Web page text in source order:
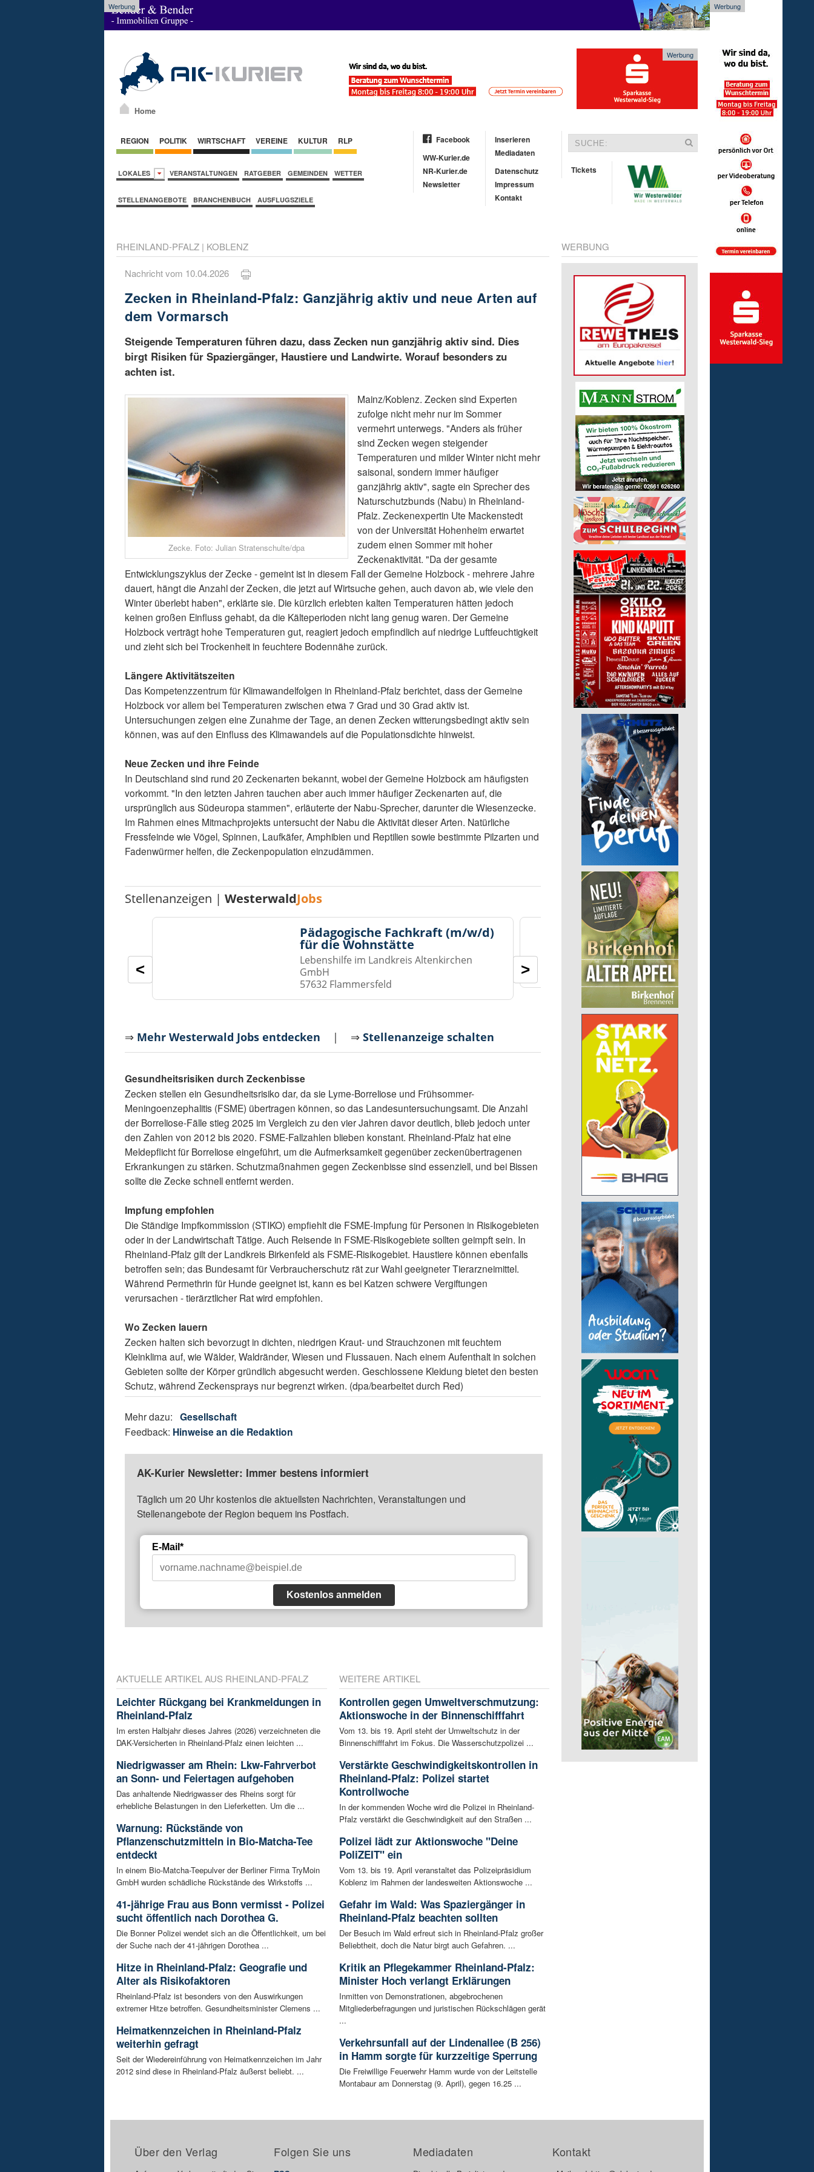
Werbung Werbung
Home
Werbung
REGION POLITIK WIRTSCHAFT VEREINE KULTUR RLP
LOKALES VERANSTALTUNGEN RATGEBER GEMEINDEN WETTER
STELLENANGEBOTE BRANCHENBUCH AUSFLUGSZIELE
Facebook
WW-Kurier.de
NR-Kurier.de
Newsletter
Inserieren
Mediadaten
Datenschutz
Impressum
Kontakt
Tickets
RHEINLAND-PFALZ | KOBLENZ
Nachricht vom 10.04.2026
Zecken in Rheinland-Pfalz: Ganzjährig aktiv und neue Arten auf
dem Vormarsch
Steigende Temperaturen führen dazu, dass Zecken nun ganzjährig aktiv sind. Dies
birgt Risiken für Spaziergänger, Haustiere und Landwirte. Worauf besonders zu
achten ist.
Zecke. Foto: Julian Stratenschulte/dpa
Mainz/Koblenz. Zecken sind Experten
zufolge nicht mehr nur im Sommer
vermehrt unterwegs. "Anders als früher
sind Zecken wegen steigender
Temperaturen und milder Winter nicht mehr
saisonal, sondern immer häufiger
ganzjährig aktiv", sagte ein Sprecher des
Naturschutzbunds (Nabu) in Rheinland-
Pfalz. Zeckenexpertin Ute Mackenstedt
von der Universität Hohenheim erwartet
zudem einen Sommer mit hoher
Zeckenaktivität. "Da der gesamte
Entwicklungszyklus der Zecke - gemeint ist in diesem Fall der Gemeine Holzbock - mehrere Jahre
dauert, hängt die Anzahl der Zecken, die jetzt auf Wirtsuche gehen, auch davon ab, wie viele den
Winter überlebt haben", erklärte sie. Die kürzlich erlebten kalten Temperaturen hätten jedoch
keinen großen Einfluss gehabt, da die Kälteperioden nicht lang genug waren. Der Gemeine
Holzbock verträgt hohe Temperaturen gut, reagiert jedoch empfindlich auf niedrige Luftfeuchtigkeit
und zieht sich bei Trockenheit in feuchtere Bodennähe zurück.
Längere Aktivitätszeiten
Das Kompetenzzentrum für Klimawandelfolgen in Rheinland-Pfalz berichtet, dass der Gemeine
Holzbock vor allem bei Temperaturen zwischen etwa 7 Grad und 30 Grad aktiv ist.
Untersuchungen zeigen eine Zunahme der Tage, an denen Zecken witterungsbedingt aktiv sein
können, was auf den Einfluss des Klimawandels auf die Populationsdichte hinweist.
Neue Zecken und ihre Feinde
In Deutschland sind rund 20 Zeckenarten bekannt, wobei der Gemeine Holzbock am häufigsten
vorkommt. "In den letzten Jahren tauchen aber auch immer häufiger Zeckenarten auf, die
ursprünglich aus Südeuropa stammen", erläuterte der Nabu-Sprecher, darunter die Wiesenzecke.
Im Rahmen eines Mitmachprojekts untersucht der Nabu die Aktivität dieser Arten. Natürliche
Fressfeinde wie Vögel, Spinnen, Laufkäfer, Amphibien und Reptilien sowie bestimmte Pilzarten und
Fadenwürmer helfen, die Zeckenpopulation einzudämmen.
Stellenanzeigen |WesterwaldJobs
Pädagogische Fachkraft (m/w/d)
für die Wohnstätte
Lebenshilfe im Landkreis Altenkirchen
GmbH
57632 Flammersfeld
Finanz- und
(m/w/d)
Pusch AG
56242 Marienrachdorf
< >
⇒ Mehr Westerwald Jobs entdecken | ⇒Stellenanzeige schalten
Gesundheitsrisiken durch Zeckenbisse
Zecken stellen ein Gesundheitsrisiko dar, da sie Lyme-Borreliose und Frühsommer-
Meningoenzephalitis (FSME) übertragen können, so das Landesuntersuchungsamt. Die Anzahl
der Borreliose-Fälle stieg 2025 im Vergleich zu den vier Jahren davor deutlich, blieb jedoch unter
den Zahlen von 2012 bis 2020. FSME-Fallzahlen blieben konstant. Rheinland-Pfalz hat eine
Meldepflicht für Borreliose eingeführt, um die Aufmerksamkeit gegenüber zeckenübertragenen
Erkrankungen zu stärken. Schutzmaßnahmen gegen Zeckenbisse sind essenziell, und bei Bissen
sollte die Zecke schnell entfernt werden.
Impfung empfohlen
Die Ständige Impfkommission (STIKO) empfiehlt die FSME-Impfung für Personen in Risikogebieten
oder in der Landwirtschaft Tätige. Auch Reisende in FSME-Risikogebiete sollten geimpft sein. In
Rheinland-Pfalz gilt der Landkreis Birkenfeld als FSME-Risikogebiet. Haustiere können ebenfalls
betroffen sein; das Bundesamt für Verbraucherschutz rät zur Wahl geeigneter Tierarzneimittel.
Während Permethrin für Hunde geeignet ist, kann es bei Katzen schwere Vergiftungen
verursachen - tierärztlicher Rat wird empfohlen.
Wo Zecken lauern
Zecken halten sich bevorzugt in dichten, niedrigen Kraut- und Strauchzonen mit feuchtem
Kleinklima auf, wie Wälder, Waldränder, Wiesen und Flussauen. Nach einem Aufenthalt in solchen
Gebieten sollte der Körper gründlich abgesucht werden. Geschlossene Kleidung bietet den besten
Schutz, während Zeckensprays nur begrenzt wirken. (dpa/bearbeitet durch Red)
Mehr dazu:Gesellschaft
Feedback: Hinweise an die Redaktion
AK-Kurier Newsletter: Immer bestens informiert
Täglich um 20 Uhr kostenlos die aktuellsten Nachrichten, Veranstaltungen und
Stellenangebote der Region bequem ins Postfach.
E-Mail*
Kostenlos anmelden
AKTUELLE ARTIKEL AUS RHEINLAND-PFALZ
Leichter Rückgang bei Krankmeldungen in
Rheinland-Pfalz
Im ersten Halbjahr dieses Jahres (2026) verzeichneten die
DAK-Versicherten in Rheinland-Pfalz einen leichten ...
Niedrigwasser am Rhein: Lkw-Fahrverbot
an Sonn- und Feiertagen aufgehoben
Das anhaltende Niedrigwasser des Rheins sorgt für
erhebliche Belastungen in den Lieferketten. Um die ...
Warnung: Rückstände von
Pflanzenschutzmitteln in Bio-Matcha-Tee
entdeckt
In einem Bio-Matcha-Teepulver der Berliner Firma TryMoin
GmbH wurden schädliche Rückstände des Wirkstoffs ...
41-jährige Frau aus Bonn vermisst - Polizei
sucht öffentlich nach Dorothea G.
Die Bonner Polizei wendet sich an die Öffentlichkeit, um bei
der Suche nach der 41-jährigen Dorothea ...
Hitze in Rheinland-Pfalz: Geografie und
Alter als Risikofaktoren
Rheinland-Pfalz ist besonders von den Auswirkungen
extremer Hitze betroffen. Gesundheitsminister Clemens ...
Heimatkennzeichen in Rheinland-Pfalz
weiterhin gefragt
Seit der Wiedereinführung von Heimatkennzeichen im Jahr
2012 sind diese in Rheinland-Pfalz äußerst beliebt. ...
WEITERE ARTIKEL
Kontrollen gegen Umweltverschmutzung:
Aktionswoche in der Binnenschifffahrt
Vom 13. bis 19. April steht der Umweltschutz in der
Binnenschifffahrt im Fokus. Die Wasserschutzpolizei ...
Verstärkte Geschwindigkeitskontrollen in
Rheinland-Pfalz: Polizei startet
Kontrollwoche
In der kommenden Woche wird die Polizei in Rheinland-
Pfalz verstärkt die Geschwindigkeit auf den Straßen ...
Polizei lädt zur Aktionswoche "Deine
PoliZEIT" ein
Vom 13. bis 19. April veranstaltet das Polizeipräsidium
Koblenz im Rahmen der landesweiten Aktionswoche ...
Gefahr im Wald: Was Spaziergänger in
Rheinland-Pfalz beachten sollten
Der Besuch im Wald erfreut sich in Rheinland-Pfalz großer
Beliebtheit, doch die Natur birgt auch Gefahren. ...
Kritik an Pflegekammer Rheinland-Pfalz:
Minister Hoch verlangt Erklärungen
Inmitten von Demonstrationen, abgebrochenen
Mitgliederbefragungen und juristischen Rückschlägen gerät
...
Verkehrsunfall auf der Lindenallee (B 256)
in Hamm sorgte für kurzzeitige Sperrung
Die Freiwillige Feuerwehr Hamm wurde von der Leitstelle
Montabaur am Donnerstag (9. April), gegen 16.25 ...
WERBUNG
Über den Verlag Folgen Sie uns Mediadaten Kontakt